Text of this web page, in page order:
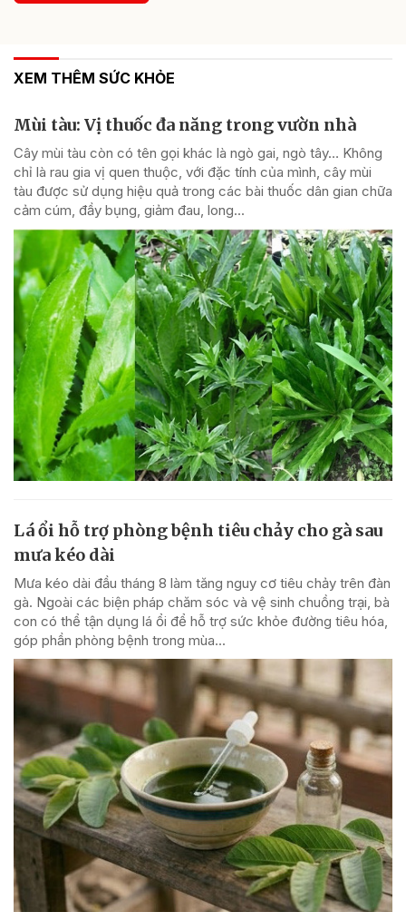
XEM THÊM SỨC KHỎE
Mùi tàu: Vị thuốc đa năng trong vườn nhà
Cây mùi tàu còn có tên gọi khác là ngò gai, ngò tây… Không
chỉ là rau gia vị quen thuộc, với đặc tính của mình, cây mùi
tàu được sử dụng hiệu quả trong các bài thuốc dân gian chữa
cảm cúm, đầy bụng, giảm đau, long...
Lá ổi hỗ trợ phòng bệnh tiêu chảy cho gà sau
mưa kéo dài
Mưa kéo dài đầu tháng 8 làm tăng nguy cơ tiêu chảy trên đàn
gà. Ngoài các biện pháp chăm sóc và vệ sinh chuồng trại, bà
con có thể tận dụng lá ổi để hỗ trợ sức khỏe đường tiêu hóa,
góp phần phòng bệnh trong mùa...